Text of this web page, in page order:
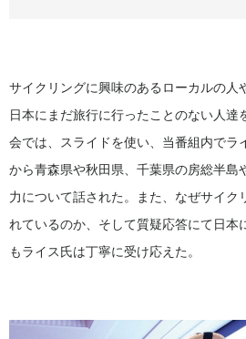
サイクリングに興味のあるローカルの人
日本にまだ旅行に行ったことのない人達
会では、スライドを使い、当番組内でラ
から青森県や秋田県、千葉県の房総半島
力について話された。また、なぜサイク
れているのか、そして質疑応答にて日本
もライス氏は丁寧に受け応えた。